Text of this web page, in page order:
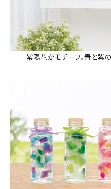
紫陽花がモチーフ。青と紫